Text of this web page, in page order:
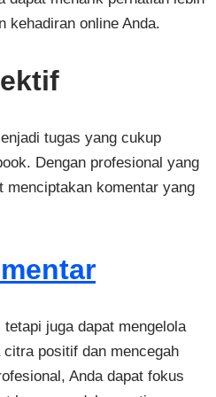
kehadiran online Anda.
tugas yang cukup
Dengan profesional yang
menciptakan komentar yang
juga dapat mengelola
positif dan mencegah
Anda dapat fokus